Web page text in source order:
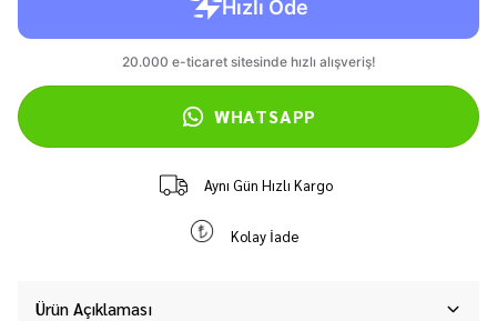
WHATSAPP
Aynı Gün Hızlı Kargo
Kolay İade
Ürün Açıklaması